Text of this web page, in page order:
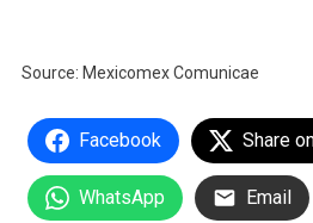
Source: Mexicomex Comunicae
Facebook Share
WhatsApp Email